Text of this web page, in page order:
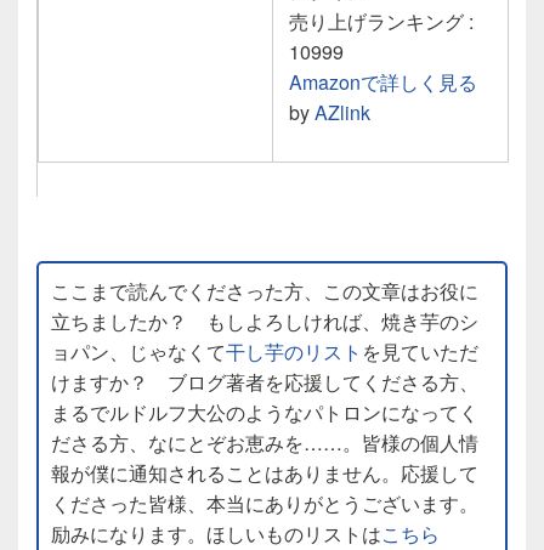
売り上げランキング :
10999
Amazonで詳しく見る
byAZlink
ここまで読んでくださった方、この文章はお役に
立ちましたか？ もしよろしければ、焼き芋のシ
ョパン、じゃなくて干し芋のリスト を見ていただ
けますか？ ブログ著者を応援してくださる方、
まるでルドルフ大公のようなパトロンになってく
ださる方、なにとぞお恵みを……。皆様の個人情
報が僕に通知されることはありません。応援して
くださった皆様、本当にありがとうございます。
励みになります。ほしいものリストはこちら